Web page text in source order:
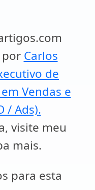
Carlos
de
Vendas e
/ Ads).
visite meu
mais.
para esta